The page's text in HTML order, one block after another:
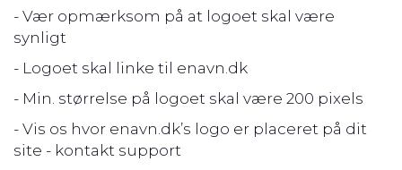
- Vær opmærksom på at logoet skal være
synligt
- Logoet skal linke til enavn.dk
- Min. størrelse på logoet skal være 200 pixels
- Vis os hvor enavn.dk’s logo er placeret på dit
site - kontakt support